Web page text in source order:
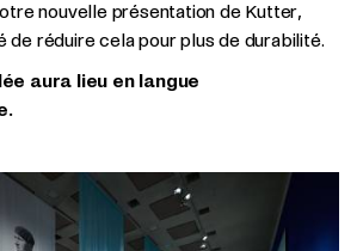
nouvelle présentation de Kutter,
de réduire cela pour plus de durabilité.
aura lieu en langue